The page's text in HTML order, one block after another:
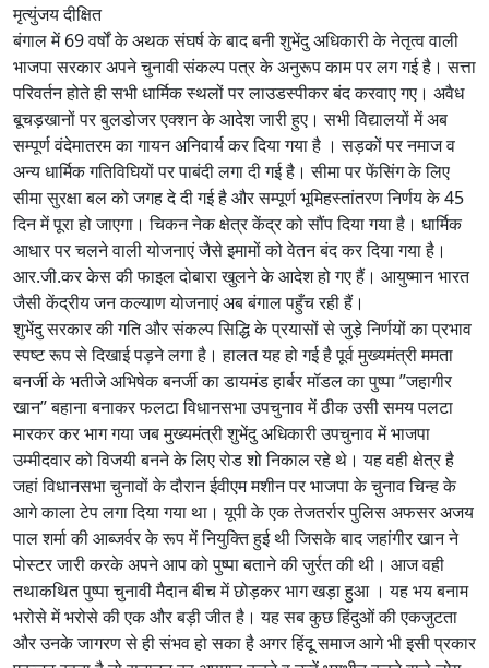
मृत्युंजय दीक्षित
बंगाल में 69 वर्षों के अथक संघर्ष के बाद बनी शुभेंदु अधिकारी के नेतृत्व वाली
भाजपा सरकार अपने चुनावी संकल्प पत्र के अनुरूप काम पर लग गई है। सत्ता
परिवर्तन होते ही सभी धार्मिक स्थलों पर लाउडस्पीकर बंद करवाए गए। अवैध
बूचड़खानों पर बुलडोजर एक्शन के आदेश जारी हुए। सभी विद्यालयों में अब
सम्पूर्ण वंदेमातरम का गायन अनिवार्य कर दिया गया है । सड़कों पर नमाज व
अन्य धार्मिक गतिविघियों पर पाबंदी लगा दी गई है। सीमा पर फेंसिंग के लिए
सीमा सुरक्षा बल को जगह दे दी गई है और सम्पूर्ण भूमिहस्तांतरण निर्णय के 45
दिन में पूरा हो जाएगा। चिकन नेक क्षेत्र केंद्र को सौंप दिया गया है। धार्मिक
आधार पर चलने वाली योजनाएं जैसे इमामों को वेतन बंद कर दिया गया है।
आर.जी.कर केस की फाइल दोबारा खुलने के आदेश हो गए हैं। आयुष्मान भारत
जैसी केंद्रीय जन कल्याण योजनाएं अब बंगाल पहुँच रही हैं।
शुभेंदु सरकार की गति और संकल्प सिद्धि के प्रयासों से जुड़े निर्णयों का प्रभाव
स्पष्ट रूप से दिखाई पड़ने लगा है। हालत यह हो गई है पूर्व मुख्यमंत्री ममता
बनर्जी के भतीजे अभिषेक बनर्जी का डायमंड हार्बर मॉडल का पुष्पा ”जहागीर
खान” बहाना बनाकर फलटा विधानसभा उपचुनाव में ठीक उसी समय पलटा
मारकर कर भाग गया जब मुख्यमंत्री शुभेंदु अधिकारी उपचुनाव में भाजपा
उम्मीदवार को विजयी बनने के लिए रोड शो निकाल रहे थे। यह वही क्षेत्र है
जहां विधानसभा चुनावों के दौरान ईवीएम मशीन पर भाजपा के चुनाव चिन्ह के
आगे काला टेप लगा दिया गया था। यूपी के एक तेजतर्रार पुलिस अफसर अजय
पाल शर्मा की आब्जर्वर के रूप में नियुक्ति हुई थी जिसके बाद जहांगीर खान ने
पोस्टर जारी करके अपने आप को पुष्पा बताने की जुर्रत की थी। आज वही
तथाकथित पुष्पा चुनावी मैदान बीच में छोड़कर भाग खड़ा हुआ । यह भय बनाम
भरोसे में भरोसे की एक और बड़ी जीत है। यह सब कुछ हिंदुओं की एकजुटता
और उनके जागरण से ही संभव हो सका है अगर हिंदू समाज आगे भी इसी प्रकार